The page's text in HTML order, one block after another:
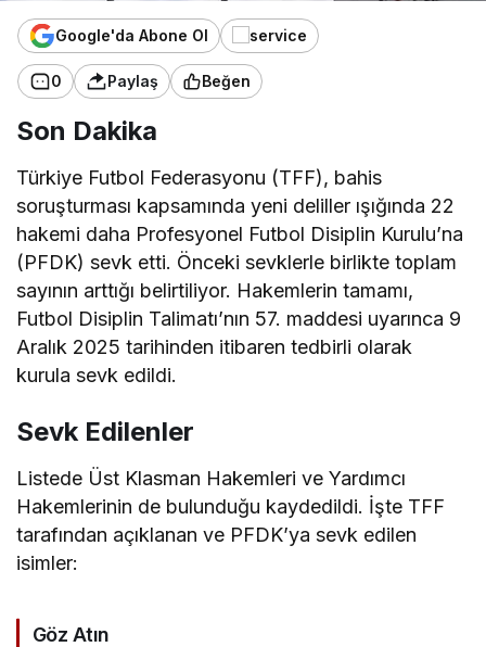
Google'da Abone Ol
0 Paylaş Beğen
Son Dakika
Türkiye Futbol Federasyonu (TFF), bahis
soruşturması kapsamında yeni deliller ışığında 22
hakemi daha Profesyonel Futbol Disiplin Kurulu’na
(PFDK) sevk etti. Önceki sevklerle birlikte toplam
sayının arttığı belirtiliyor. Hakemlerin tamamı,
Futbol Disiplin Talimatı’nın 57. maddesi uyarınca 9
Aralık 2025 tarihinden itibaren tedbirli olarak
kurula sevk edildi.
Sevk Edilenler
Listede Üst Klasman Hakemleri ve Yardımcı
Hakemlerinin de bulunduğu kaydedildi. İşte TFF
tarafından açıklanan ve PFDK’ya sevk edilen
isimler:
Göz Atın